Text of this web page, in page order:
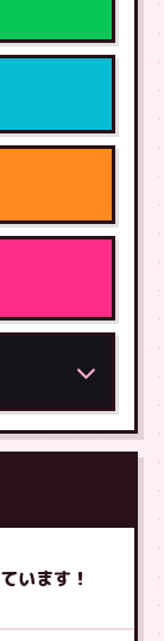
います！